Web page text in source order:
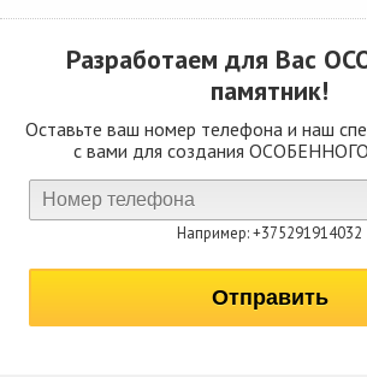
Разработаем для Вас
памятник!
Оставьте ваш номер телефона и наш
с вами для создания
Например: +375291914032